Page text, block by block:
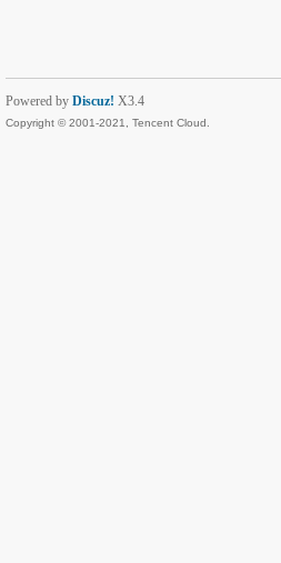
Powered by Discuz! X3.4
Copyright © 2001-2021, Tencent Cloud.